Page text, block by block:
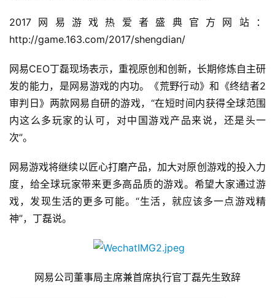
2017网易游戏热爱者盛典官方网站：
http://game.163.com/2017/shengdian/
网易CEO丁磊现场表示，重视原创和创新，长期修炼自主研
发的能力，是网易游戏的内功。《荒野行动》和《终结者2
审判日》两款网易自研的游戏，“在短时间内获得全球范围
内这么多玩家的认可，对中国游戏产品来说，还是头一
次”。
网易游戏将继续以匠心打磨产品，加大对原创游戏的投入力
度，给全球玩家带来更多高品质的游戏。希望大家通过游
戏，发现生活的更多可能。“生活，就应该多一点游戏精
神”，丁磊说。
网易公司董事局主席兼首席执行官丁磊先生致辞